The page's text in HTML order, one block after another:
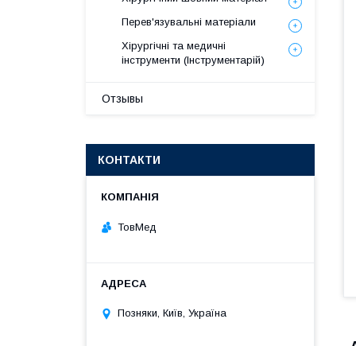
Перев'язувальні матеріали
Хірургічні та медичні
інструменти (Інструментарій)
Отзывы
КОНТАКТИ
ТовМед
Позняки, Київ, Україна